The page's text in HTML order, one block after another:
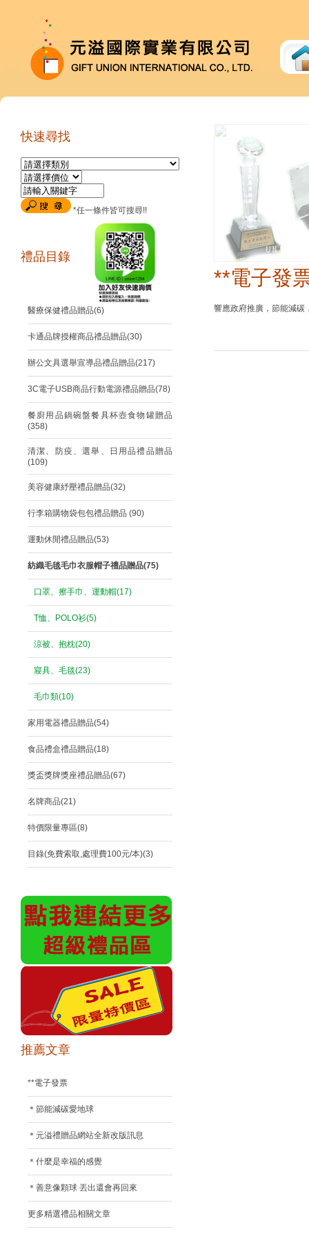
**電子發
響應政府推廣，節能減碳
快速尋找
*任一條件皆可搜尋!!
禮品目錄
醫療保健禮品贈品(6)
卡通品牌授權商品禮品贈品(30)
辦公文具選舉宣導品禮品贈品(217)
3C電子USB商品行動電源禮品贈品(78)
餐廚用品鍋碗盤餐具杯壺食物罐贈品
(358)
清潔、防疫、選舉、日用品禮品贈品
(109)
美容健康紓壓禮品贈品(32)
行李箱購物袋包包禮品贈品 (90)
運動休閒禮品贈品(53)
紡織毛毯毛巾衣服帽子禮品贈品(75)
口罩、擦手巾、運動帽(17)
T恤、POLO衫(5)
涼被、抱枕(20)
寢具、毛毯(23)
毛巾類(10)
家用電器禮品贈品(54)
食品禮盒禮品贈品(18)
獎盃獎牌獎座禮品贈品(67)
名牌商品(21)
特價限量專區(8)
目錄(免費索取,處理費100元/本)(3)
推薦文章
**電子發票
＊節能減碳愛地球
＊元溢禮贈品網站全新改版訊息
＊什麼是幸福的感覺
＊善意像顆球 丟出還會再回來
更多精選禮品相關文章